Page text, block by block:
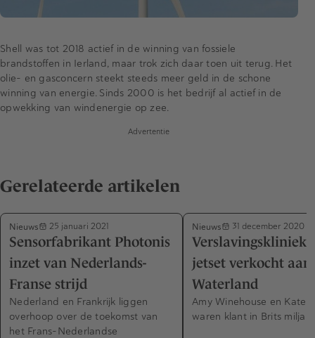
Shell was tot 2018 actief in de winning van fossiele
brandstoffen in Ierland, maar trok zich daar toen uit terug. Het
olie- en gasconcern steekt steeds meer geld in de schone
winning van energie. Sinds 2000 is het bedrijf al actief in de
opwekking van windenergie op zee.
Advertentie
Gerelateerde artikelen
Nieuws 25 januari 2021
Sensorfabrikant Photonis
inzet van Nederlands-
Franse strijd
Nederland en Frankrijk liggen
overhoop over de toekomst van
het Frans-Nederlandse
Nieuws 31 december 2020
jetset verkocht aan
Waterland
Amy Winehouse en Kate
waren klant in Brits